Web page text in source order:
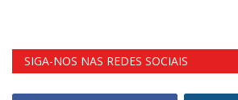
SIGA-NOS NAS REDES SOCIAIS